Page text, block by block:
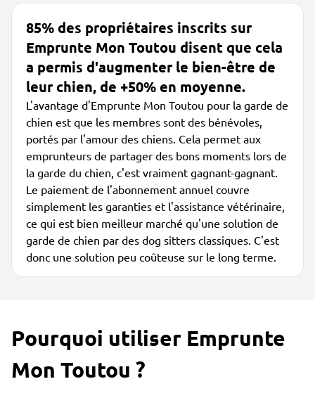
85% des propriétaires inscrits sur
Emprunte Mon Toutou disent que cela
a permis d'augmenter le bien-être de
leur chien, de +50% en moyenne.
L'avantage d'Emprunte Mon Toutou pour la garde de
chien est que les membres sont des bénévoles,
portés par l'amour des chiens. Cela permet aux
emprunteurs de partager des bons moments lors de
la garde du chien, c'est vraiment gagnant-gagnant.
Le paiement de l'abonnement annuel couvre
simplement les garanties et l'assistance vétérinaire,
ce qui est bien meilleur marché qu'une solution de
garde de chien par des dog sitters classiques. C'est
donc une solution peu coûteuse sur le long terme.
Pourquoi utiliser Emprunte
Mon Toutou ?